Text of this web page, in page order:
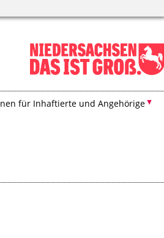
für Inhaftierte und Angehörige